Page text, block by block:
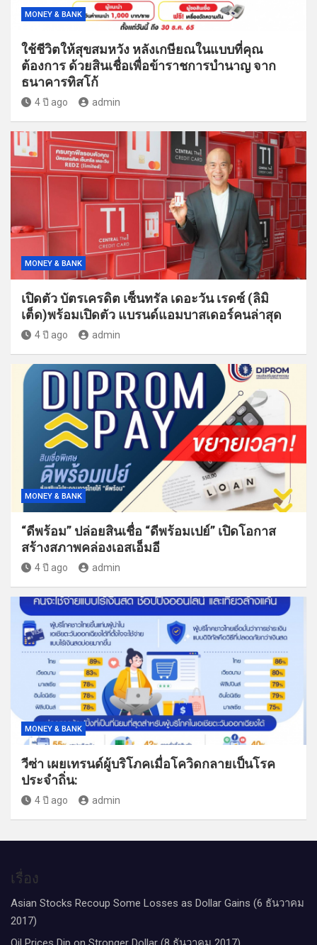
MONEY & BANK
ใช้ชีวิตให้สุขสมหวัง หลังเกษียณในแบบที่คุณ
ต้องการ ด้วยสินเชื่อเพื่อข้าราชการบำนาญ จาก
ธนาคารทิสโก้
4 ปี ago admin
MONEY & BANK
เปิดตัว บัตรเครดิต เซ็นทรัล เดอะวัน เรดซ์ (ลิมิ
เต็ด)พร้อมเปิดตัว แบรนด์แอมบาสเดอร์คนล่าสุด
4 ปี ago admin
MONEY & BANK
“ดีพร้อม” ปล่อยสินเชื่อ “ดีพร้อมเปย์” เปิดโอกาส
สร้างสภาพคล่องเอสเอ็มอี
4 ปี ago admin
MONEY & BANK
วีซ่า เผยเทรนด์ผู้บริโภคเมื่อโควิดกลายเป็นโรค
ประจำถิ่น:
4 ปี ago admin
เรื่อง
Asian Stocks Recoup Some Losses as Dollar Gains (6 ธันวาคม
2017)